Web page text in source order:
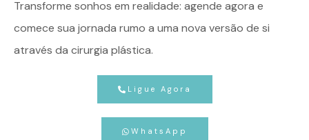
Transforme sonhos em realidade: agende agora e
comece sua jornada rumo a uma nova versão de si
através da cirurgia plástica.
Ligue Agora
WhatsApp